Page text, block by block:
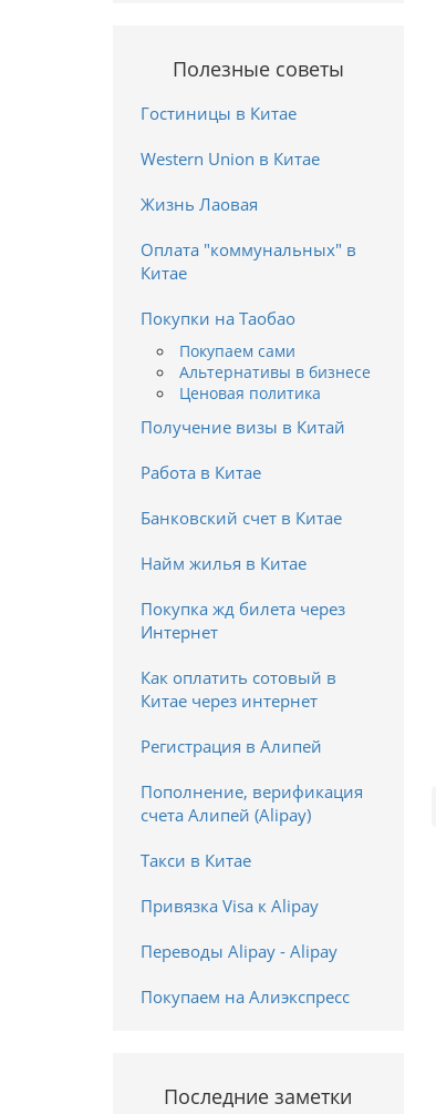
Полезные советы
Гостиницы в Китае
Western Union в Китае
Жизнь Лаовая
Оплата "коммунальных" в
Китае
Покупки на Таобао
Покупаем сами
Альтернативы в бизнесе
Ценовая политика
Получение визы в Китай
Работа в Китае
Банковский счет в Китае
Найм жилья в Китае
Покупка жд билета через
Интернет
Как оплатить сотовый в
Китае через интернет
Регистрация в Алипей
Пополнение, верификация
счета Алипей (Alipay)
Такси в Китае
Привязка Visa к Alipay
Переводы Alipay - Alipay
Покупаем на Алиэкспресс
Последние заметки